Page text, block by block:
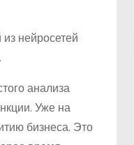
нейросетей
анализа
Уже на
бизнеса. Это